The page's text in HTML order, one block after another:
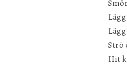
Strö
Hit